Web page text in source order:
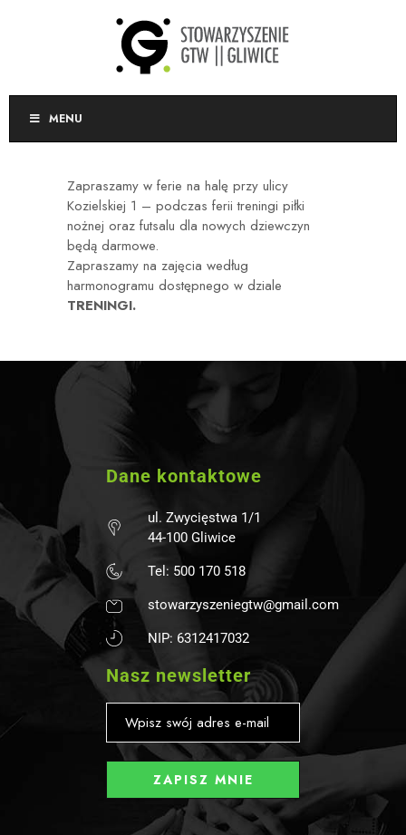
MENU
Zapraszamy w ferie na halę przy ulicy
Kozielskiej 1 – podczas ferii treningi piłki
nożnej oraz futsalu dla nowych dziewczyn
będą darmowe.
Zapraszamy na zajęcia według
harmonogramu dostępnego w dziale
TRENINGI.
Dane kontaktowe
ul. Zwycięstwa 1/1
44-100 Gliwice
Tel: 500 170 518
stowarzyszeniegtw@gmail.com
NIP: 6312417032
Nasz newsletter